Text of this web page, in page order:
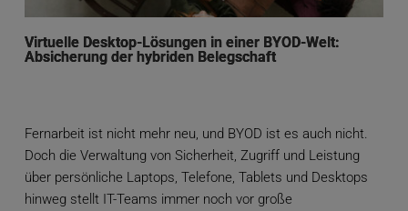
Virtuelle Desktop-Lösungen in einer BYOD-Welt:
Absicherung der hybriden Belegschaft
Fernarbeit ist nicht mehr neu, und BYOD ist es auch nicht.
Doch die Verwaltung von Sicherheit, Zugriff und Leistung
über persönliche Laptops, Telefone, Tablets und Desktops
hinweg stellt IT-Teams immer noch vor große